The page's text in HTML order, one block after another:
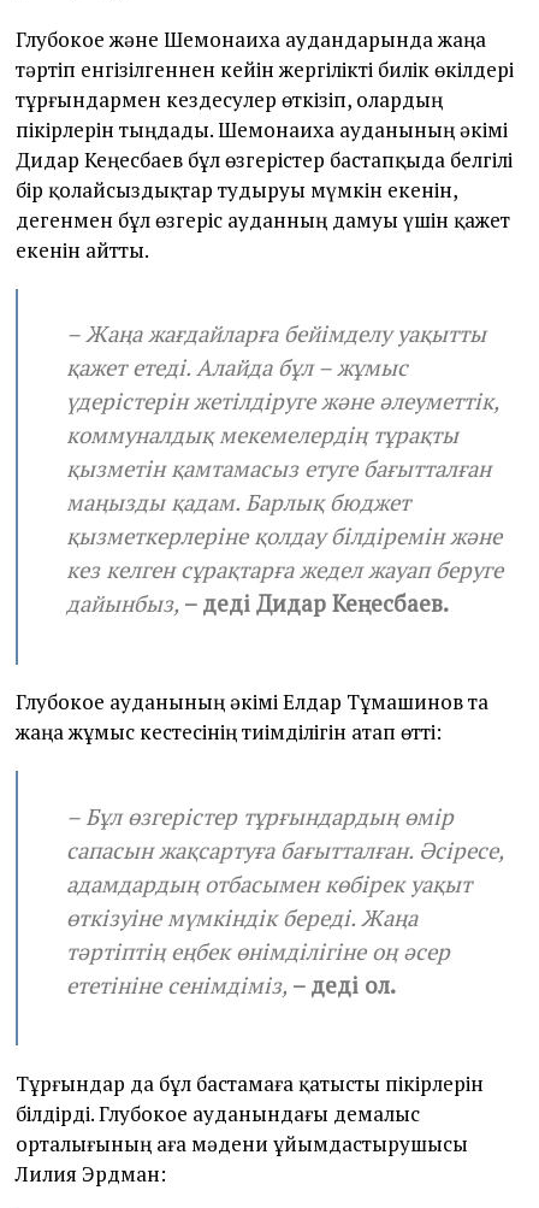
Глубокое және Шемонаиха аудандарында жаңа
тәртіп енгізілгеннен кейін жергілікті билік өкілдері
тұрғындармен кездесулер өткізіп, олардың
пікірлерін тыңдады. Шемонаиха ауданының әкімі
Дидар Кеңесбаев бұл өзгерістер бастапқыда белгілі
бір қолайсыздықтар тудыруы мүмкін екенін,
дегенмен бұл өзгеріс ауданның дамуы үшін қажет
екенін айтты.
– Жаңа жағдайларға бейімделу уақытты
қажет етеді. Алайда бұл – жұмыс
үдерістерін жетілдіруге және әлеуметтік,
коммуналдық мекемелердің тұрақты
қызметін қамтамасыз етуге бағытталған
маңызды қадам. Барлық бюджет
қызметкерлеріне қолдау білдіремін және
кез келген сұрақтарға жедел жауап беруге
дайынбыз, – деді Дидар Кеңесбаев.
Глубокое ауданының әкімі Елдар Тұмашинов та
жаңа жұмыс кестесінің тиімділігін атап өтті:
– Бұл өзгерістер тұрғындардың өмір
сапасын жақсартуға бағытталған. Әсіресе,
адамдардың отбасымен көбірек уақыт
өткізуіне мүмкіндік береді. Жаңа
тәртіптің еңбек өнімділігіне оң әсер
ететініне сенімдіміз, – деді ол.
Тұрғындар да бұл бастамаға қатысты пікірлерін
білдірді. Глубокое ауданындағы демалыс
орталығының аға мәдени ұйымдастырушысы
Лилия Эрдман: